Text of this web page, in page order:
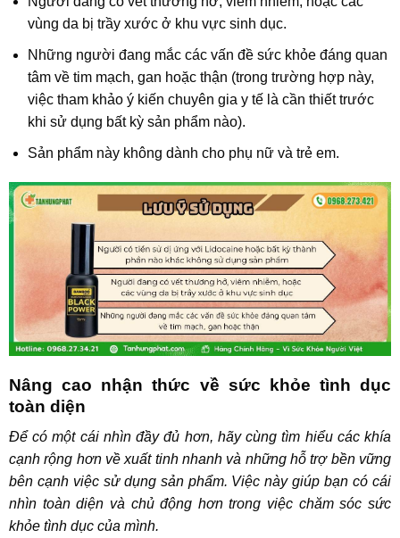
vùng da bị trầy xướcở khu vực sinh dục.
Những người đang mắc các vấn đề sức khỏe đáng quan
tâm về tim mạch, gan hoặc thận (trong trường hợp này,
việc tham khảo ý kiến chuyên gia y tế là cần thiết trước
khi sử dụng bất kỳ sản phẩm nào).
Sản phẩm này không dành cho phụ nữ và trẻ em.
Nâng cao nhận thức về sức khỏe tình dục
toàn diện
Để có một cái nhìn đầy đủ hơn, hãy cùng tìm hiểu các khía
cạnh rộng hơn về xuất tinh nhanh và những hỗ trợ bền vững
bên cạnh việc sử dụng sản phẩm. Việc này giúp bạn có cái
nhìn toàn diện và chủ động hơn trong việc chăm sóc sức
khỏe tình dục của mình.